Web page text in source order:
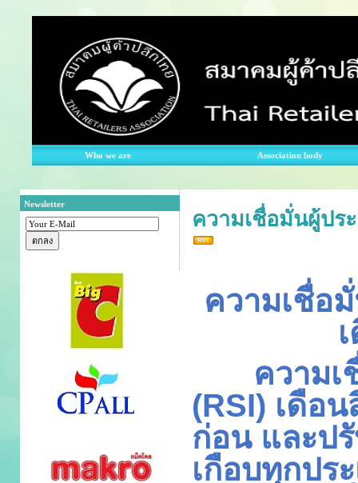
Who we are Association body
Newsletter
ความเชื่อมั่นผู้ปร
ความเชื่อ
ความเชื่
(RSI) เดือ
ก่อน และป
เกือบทุกปร